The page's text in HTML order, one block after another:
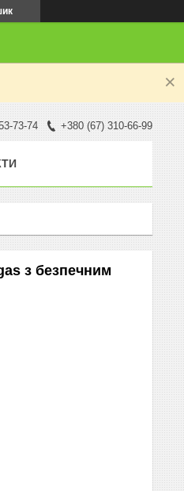
73-74 +380 (67) 310-66-99
з безпечним